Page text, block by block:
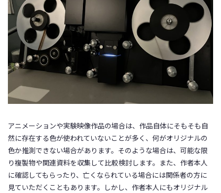
アニメーションや実験映像作品の場合は、作品自体にそもそも自
然に存在する色が使われていないことが多く、何がオリジナルの
色か推測できない場合があります。そのような場合は、可能な限
り複製物や関連資料を収集して比較検討します。また、作者本人
に確認してもらったり、亡くなられている場合には関係者の方に
見ていただくこともあります。しかし、作者本人にもオリジナル